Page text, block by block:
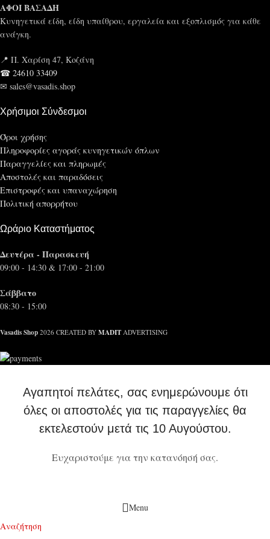
ΑΦΟΙ ΒΑΣΑΔΗ
Κυνηγετικά είδη, είδη υπαίθρου, εργαλεία και εξοπλισμός για κάθε
ανάγκη.
📍 Π. Χαρίση 47, Κοζάνη
☎ 24610 33409
✉ sales@vasadis.shop
Χρήσιμοι Σύνδεσμοι
Όροι χρήσης
Πληροφορίες αγοράς κυνηγετικών όπλων
Παραγγελίες και πληρωμές
Αποστολές και παραδόσεις
Επιστροφές και υπαναχώρηση
Πολιτική απορρήτου
Ωράριο Καταστήματος
Δευτέρα - Παρασκευή
09:00 - 14:30 & 17:00 - 21:00
Σάββατο
08:30 - 15:00
Vasadis Shop 2026 CREATED BY MADIT ADVERTISING
Αγαπητοί πελάτες, σας ενημερώνουμε ότι
όλες οι αποστολές για τις παραγγελίες θα
εκτελεστούν μετά τις 10 Αυγούστου.
Ευχαριστούμε για την κατανόησή σας.
Menu
Αναζήτηση